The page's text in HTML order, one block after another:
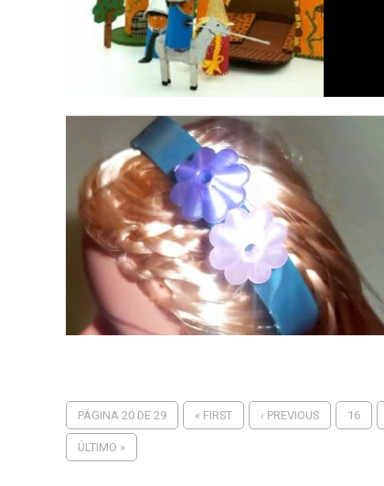
PÁGINA 20 DE 29 « FIRST ‹ PREVIOUS 16
ÚLTIMO »